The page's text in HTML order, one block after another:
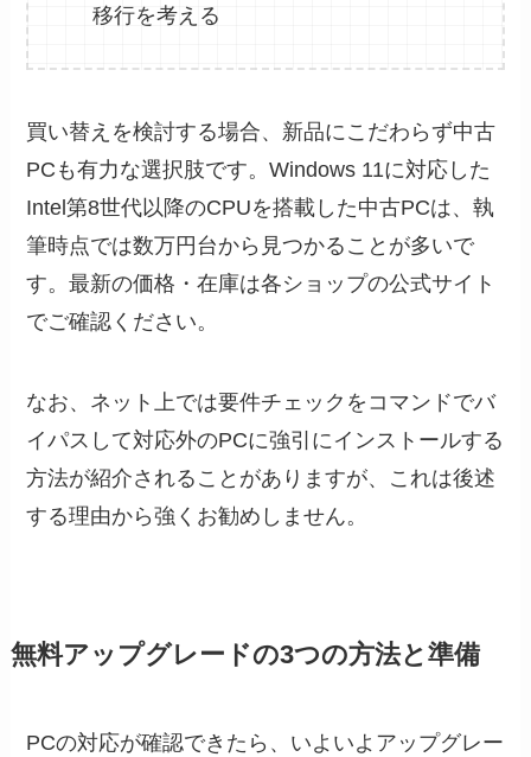
移行を考える
買い替えを検討する場合、新品にこだわらず中古
PCも有力な選択肢です。Windows 11に対応した
Intel第8世代以降のCPUを搭載した中古PCは、執
筆時点では数万円台から見つかることが多いで
す。最新の価格・在庫は各ショップの公式サイト
でご確認ください。
なお、ネット上では要件チェックをコマンドでバ
イパスして対応外のPCに強引にインストールする
方法が紹介されることがありますが、これは後述
する理由から強くお勧めしません。
無料アップグレードの3つの方法と準備
PCの対応が確認できたら、いよいよアップグレー